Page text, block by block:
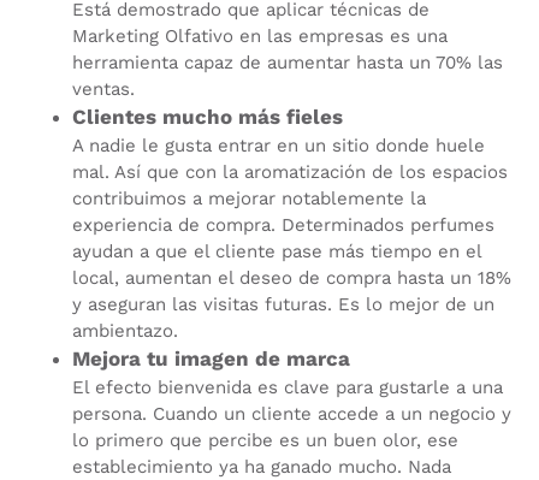
Está demostrado que aplicar técnicas de
Marketing Olfativo en las empresas es una
herramienta capaz de aumentar hasta un 70% las
ventas.
Clientes mucho más fieles
A nadie le gusta entrar en un sitio donde huele
mal. Así que con la aromatización de los espacios
contribuimos a mejorar notablemente la
experiencia de compra. Determinados perfumes
ayudan a que el cliente pase más tiempo en el
local, aumentan el deseo de compra hasta un 18%
y aseguran las visitas futuras. Es lo mejor de un
ambientazo.
Mejora tu imagen de marca
El efecto bienvenida es clave para gustarle a una
persona. Cuando un cliente accede a un negocio y
lo primero que percibe es un buen olor, ese
establecimiento ya ha ganado mucho. Nada